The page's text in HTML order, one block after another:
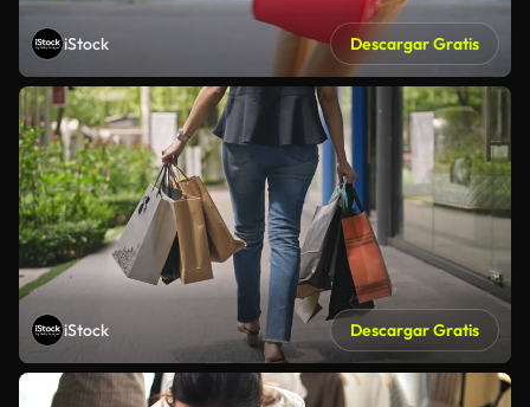
iStock Descargar Gratis
iStock Descargar Gratis